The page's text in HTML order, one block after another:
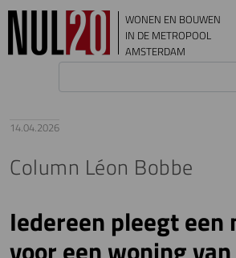
Overslaan en naar de inhoud gaan
WONEN EN BOUWEN
IN DE METROPOOL
AMSTERDAM
14.04.2026
Column Léon Bobbe
Iedereen pleegt een